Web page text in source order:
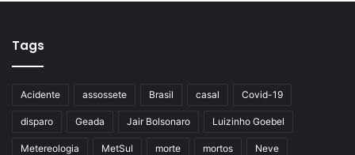
Tags
Acidente assossete Brasil casal Covid-19
disparo Geada Jair Bolsonaro Luizinho Goebel
Metereologia MetSul morte mortos Neve